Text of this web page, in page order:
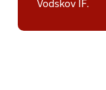
Vodskov IF.